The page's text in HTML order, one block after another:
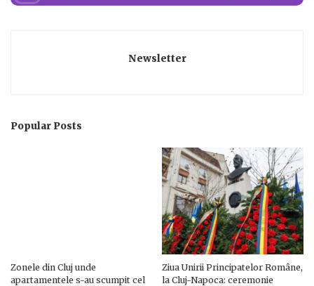
Newsletter
Popular Posts
Zonele din Cluj unde
apartamentele s-au scumpit cel
Ziua Unirii Principatelor Române,
la Cluj-Napoca: ceremonie